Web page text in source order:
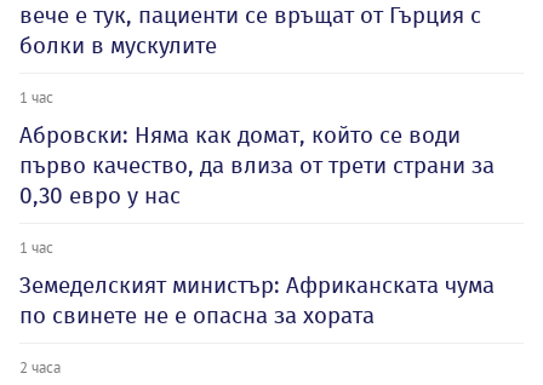
вече е тук, пациенти се връщат от Гърция с
болки в мускулите
1 час
Абровски: Няма как домат, който се води
първо качество, да влиза от трети страни за
0,30 евро у нас
1 час
Земеделският министър: Африканската чума
по свинете не е опасна за хората
2 часа